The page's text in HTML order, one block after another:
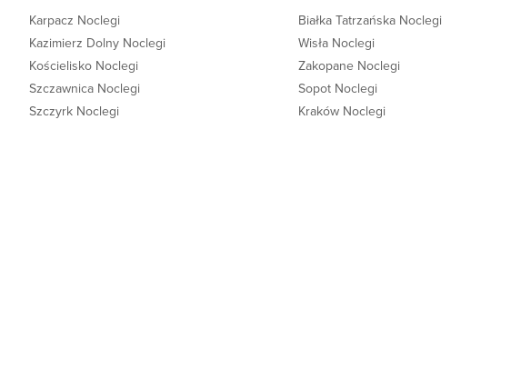
Karpacz Noclegi
Kazimierz Dolny Noclegi
Kościelisko Noclegi
Szczawnica Noclegi
Szczyrk Noclegi
Białka Tatrzańska Noclegi
Wisła Noclegi
Zakopane Noclegi
Sopot Noclegi
Kraków Noclegi